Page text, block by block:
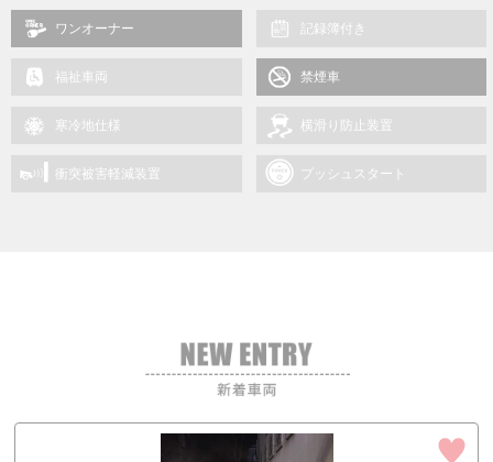
ワンオーナー 記録簿付き
福祉車両 禁煙車
寒冷地仕様 横滑り防止装置
衝突被害軽減装置 プッシュスタート